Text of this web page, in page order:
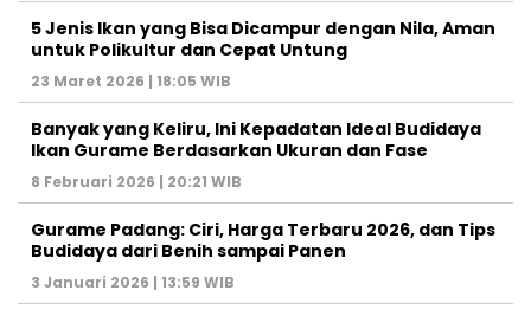
5 Jenis Ikan yang Bisa Dicampur dengan Nila, Aman
untuk Polikultur dan Cepat Untung
23 Maret 2026 | 18:05 WIB
Banyak yang Keliru, Ini Kepadatan Ideal Budidaya
Ikan Gurame Berdasarkan Ukuran dan Fase
8 Februari 2026 | 20:21 WIB
Gurame Padang: Ciri, Harga Terbaru 2026, dan Tips
Budidaya dari Benih sampai Panen
3 Januari 2026 | 13:59 WIB